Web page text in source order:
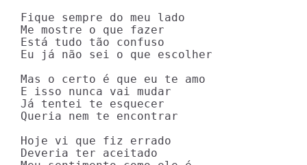
Fique sempre do meu lado
Me mostre o que fazer
Está tudo tão confuso
Eu já não sei o que escolher
Mas o certo é que eu te amo
E isso nunca vai mudar
Já tentei te esquecer
Queria nem te encontrar
Hoje vi que fiz errado
Deveria ter aceitado